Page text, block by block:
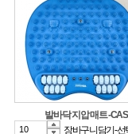
발바닥 지압 매트 -CAS
장바구니담기-